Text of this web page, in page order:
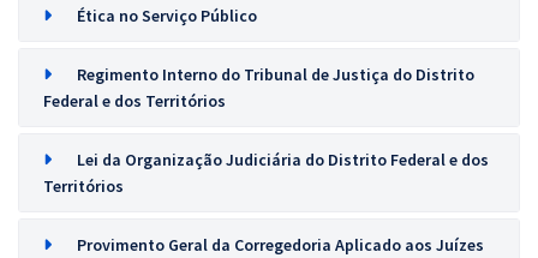
Ética no Serviço Público
Regimento Interno do Tribunal de Justiça do Distrito
Federal e dos Territórios
Lei da Organização Judiciária do Distrito Federal e dos
Territórios
Provimento Geral da Corregedoria Aplicado aos Juízes